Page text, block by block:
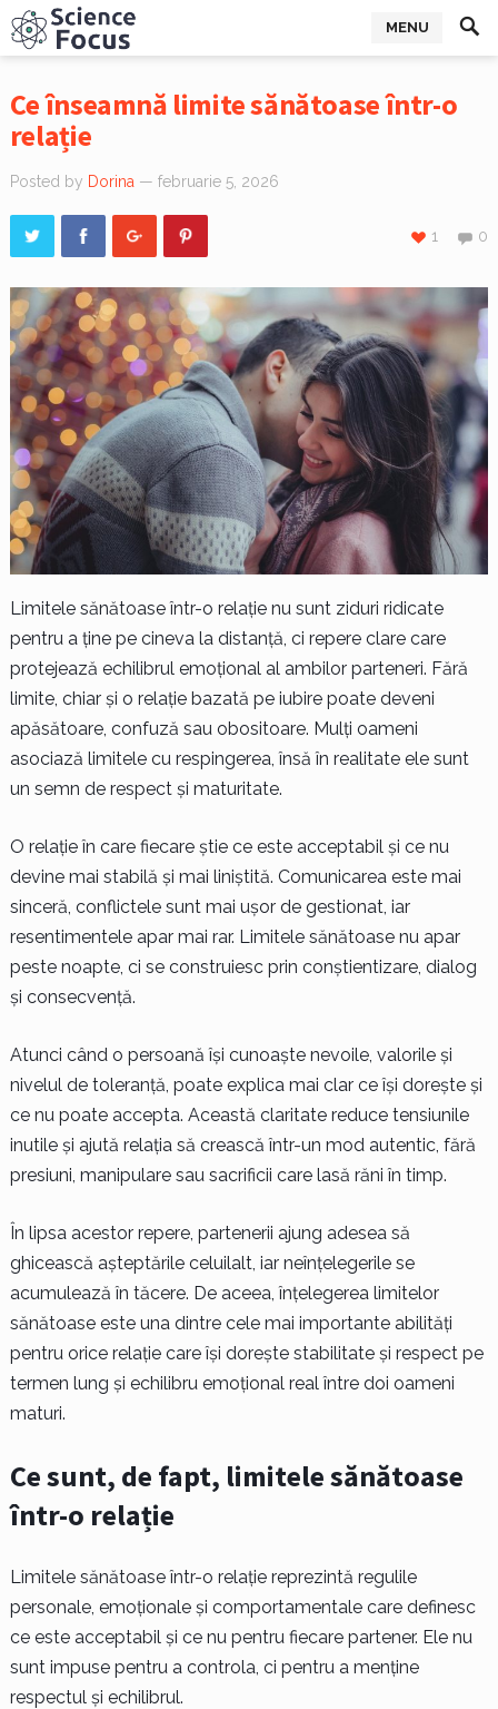
MENU
Ce înseamnă limite sănătoase într-o
relație
Posted by Dorina — februarie 5, 2026
0
1
Limitele sănătoase într-o relație nu sunt ziduri ridicate
pentru a ține pe cineva la distanță, ci repere clare care
protejează echilibrul emoțional al ambilor parteneri. Fără
limite, chiar și o relație bazată pe iubire poate deveni
apăsătoare, confuză sau obositoare. Mulți oameni
asociază limitele cu respingerea, însă în realitate ele sunt
un semn de respect și maturitate.
O relație în care fiecare știe ce este acceptabil și ce nu
devine mai stabilă și mai liniștită. Comunicarea este mai
sinceră, conflictele sunt mai ușor de gestionat, iar
resentimentele apar mai rar. Limitele sănătoase nu apar
peste noapte, ci se construiesc prin conștientizare, dialog
și consecvență.
Atunci când o persoană își cunoaște nevoile, valorile și
nivelul de toleranță, poate explica mai clar ce își dorește și
ce nu poate accepta. Această claritate reduce tensiunile
inutile și ajută relația să crească într-un mod autentic, fără
presiuni, manipulare sau sacrificii care lasă răni în timp.
În lipsa acestor repere, partenerii ajung adesea să
ghicească așteptările celuilalt, iar neînțelegerile se
acumulează în tăcere. De aceea, înțelegerea limitelor
sănătoase este una dintre cele mai importante abilități
pentru orice relație care își dorește stabilitate și respect pe
termen lung și echilibru emoțional real între doi oameni
maturi.
Ce sunt, de fapt, limitele sănătoase
într-o relație
Limitele sănătoase într-o relație reprezintă regulile
personale, emoționale și comportamentale care definesc
ce este acceptabil și ce nu pentru fiecare partener. Ele nu
sunt impuse pentru a controla, ci pentru a menține
respectul și echilibrul.